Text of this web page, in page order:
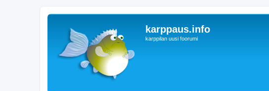
karppaus.info
karppilan uusi foorumi